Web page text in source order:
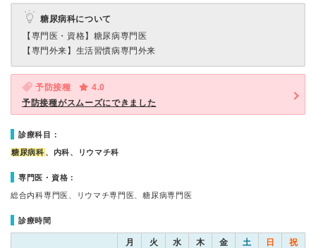
糖尿病科について
【専門医・資格】 糖尿病専門医
【専門外来】 生活習慣病専門外来
予防接種
4.0
予防接種がスムーズにできました
診療科目：
糖尿病科 、内科、リウマチ科
専門医・資格：
総合内科専門医、リウマチ専門医、糖尿病専門医
診療時間
月 火 水 木 金 土 日 祝